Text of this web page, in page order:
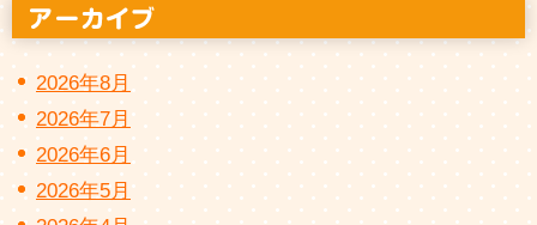
2026年8月
2026年7月
2026年6月
2026年5月